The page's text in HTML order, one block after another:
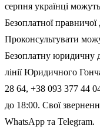
серпня українці
Безоплатної
Проконсультувати
Безоплатну юридичну
лінії Юридичного
28 64, +38 093 377 44
до 18:00. Свої
WhatsApp та Telegram.